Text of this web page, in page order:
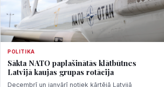
POLITIKA
Sākta NATO paplašinātās klātbūtnes
Latvijā kaujas grupas rotācija
Decembrī un janvārī notiek kārtējā Latvijā